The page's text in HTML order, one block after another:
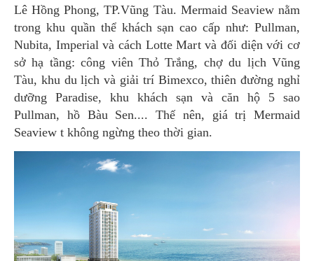
Lê Hồng Phong, TP.Vũng Tàu. Mermaid Seaview nằm
trong khu quần thể khách sạn cao cấp như: Pullman,
Nubita, Imperial và cách Lotte Mart và đối diện với cơ
sở hạ tầng: công viên Thỏ Trắng, chợ du lịch Vũng
Tàu, khu du lịch và giải trí Bimexco, thiên đường nghỉ
dưỡng Paradise, khu khách sạn và căn hộ 5 sao
Pullman, hồ Bàu Sen.... Thế nên, giá trị Mermaid
Seaview t không ngừng theo thời gian.